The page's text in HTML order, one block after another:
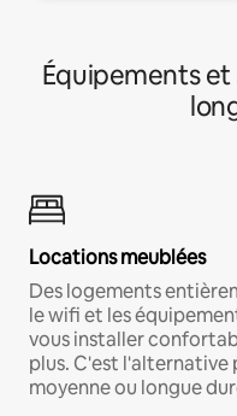
Équipements et
Locations meublées
Des logements
le wifi et les
vous installer
plus. C'est
moyenne ou longue